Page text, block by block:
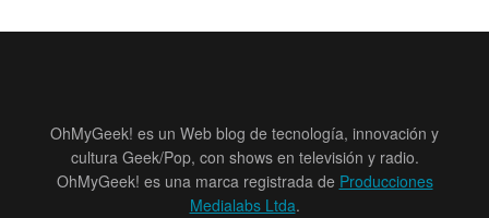
OhMyGeek! es un Web blog de tecnología, innovación y
cultura Geek/Pop, con shows en televisión y radio.
OhMyGeek! es una marca registrada de Producciones
Medialabs Ltda.